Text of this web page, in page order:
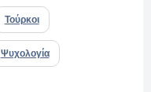
Τούρκοι
Ψυχολογία